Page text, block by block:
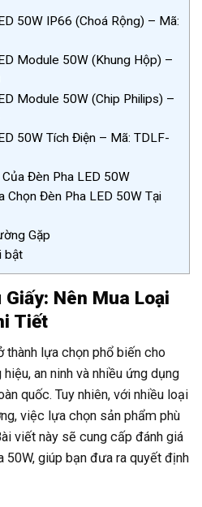
50W IP66 (Choá Rộng) – Mã:
Module 50W (Khung Hộp) –
Module 50W (Chip Philips) –
50W Tích Điện – Mã: TDLF-
Đèn Pha LED 50W
Chọn Đèn Pha LED 50W Tại
Gặp
bật
Nên Mua Loại
Tiết
thành lựa chọn phổ biến cho
an ninh và nhiều ứng dụng
quốc. Tuy nhiên, với nhiều loại
việc lựa chọn sản phẩm phù
viết này sẽ cung cấp đánh giá
giúp bạn đưa ra quyết định